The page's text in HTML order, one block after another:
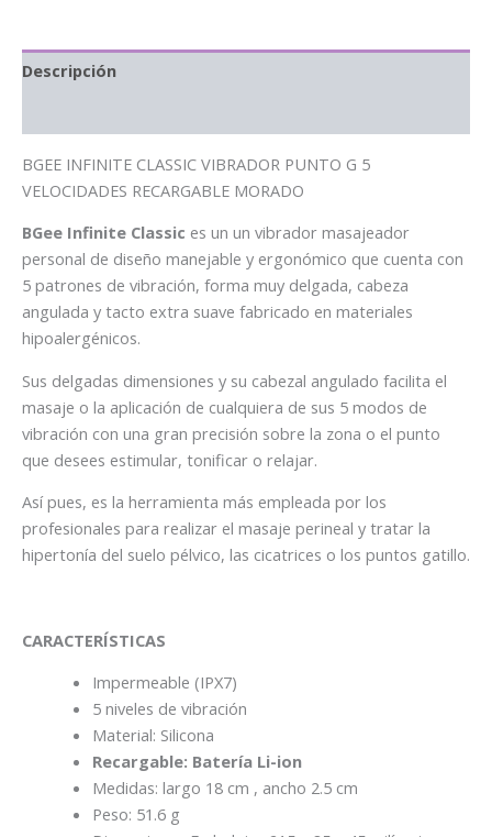
Descripción
BGEE INFINITE CLASSIC VIBRADOR PUNTO G 5
VELOCIDADES RECARGABLE MORADO
BGee Infinite Classic es un un vibrador masajeador
personal de diseño manejable y ergonómico que cuenta con
5 patrones de vibración, forma muy delgada, cabeza
angulada y tacto extra suave fabricado en materiales
hipoalergénicos.
Sus delgadas dimensiones y su cabezal angulado facilita el
masaje o la aplicación de cualquiera de sus 5 modos de
vibración con una gran precisión sobre la zona o el punto
que desees estimular, tonificar o relajar.
Así pues, es la herramienta más empleada por los
profesionales para realizar el masaje perineal y tratar la
hipertonía del suelo pélvico, las cicatrices o los puntos gatillo.
CARACTERÍSTICAS
Impermeable (IPX7)
5 niveles de vibración
Material: Silicona
Recargable: Batería Li-ion
Medidas: largo 18 cm , ancho 2.5 cm
Peso: 51.6 g